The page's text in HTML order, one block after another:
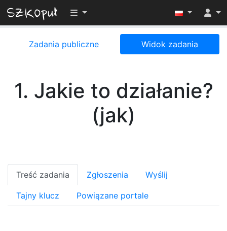
Przełącz widoczność menu
Zadania publiczne Widok zadania
1. Jakie to działanie?
(jak)
Treść zadania Zgłoszenia Wyślij
Tajny klucz Powiązane portale